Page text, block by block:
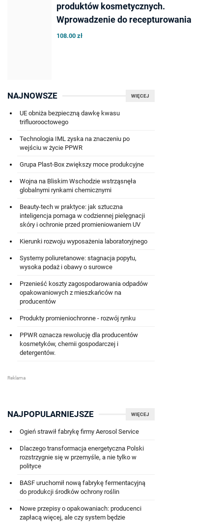
produktów kosmetycznych.
Wprowadzenie do recepturowania
108.00 zł
WIĘCEJ
NAJNOWSZE
UE obniża bezpieczną dawkę kwasu
trifluorooctowego
Technologia IML zyska na znaczeniu po
wejściu w życie PPWR
Grupa Plast-Box zwiększy moce produkcyjne
Wojna na Bliskim Wschodzie wstrząsnęła
globalnymi rynkami chemicznymi
Beauty-tech w praktyce: jak sztuczna
inteligencja pomaga w codziennej pielęgnacji
skóry i ochronie przed promieniowaniem UV
Kierunki rozwoju wyposażenia laboratoryjnego
Systemy poliuretanowe: stagnacja popytu,
wysoka podaż i obawy o surowce
Przenieść koszty zagospodarowania odpadów
opakowaniowych z mieszkańców na
producentów
Produkty promieniochronne - rozwój rynku
PPWR oznacza rewolucję dla producentów
kosmetyków, chemii gospodarczej i
detergentów.
WIĘCEJ
NAJPOPULARNIEJSZE
Ogień strawił fabrykę firmy Aerosol Service
Dlaczego transformacja energetyczna Polski
rozstrzygnie się w przemyśle, a nie tylko w
polityce
BASF uruchomił nową fabrykę fermentacyjną
do produkcji środków ochrony roślin
Nowe przepisy o opakowaniach: producenci
zapłacą więcej, ale czy system będzie